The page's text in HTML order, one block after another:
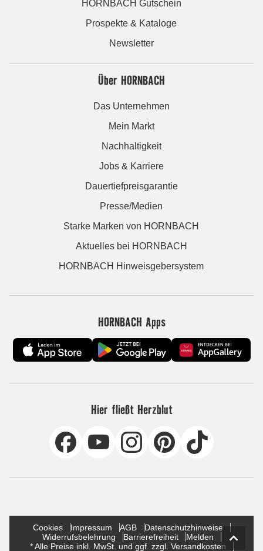
HORNBACH Gutschein
Prospekte & Kataloge
Newsletter
Über HORNBACH
Das Unternehmen
Mein Markt
Nachhaltigkeit
Jobs & Karriere
Dauertiefpreisgarantie
Presse/Medien
Starke Marken von HORNBACH
Aktuelles bei HORNBACH
HORNBACH Hinweisgebersystem
HORNBACH Apps
Hier fließt Herzblut
Cookies Impressum AGB
Datenschutzhinweise
Widerrufsbelehrung
Barrierefreiheit
Melden
* Alle Preise inkl. MwSt. und ggf. zzgl. Versandkosten